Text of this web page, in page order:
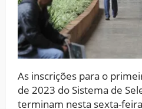
As inscrições para o
de 2023 do Sistema de
terminam nesta sexta-